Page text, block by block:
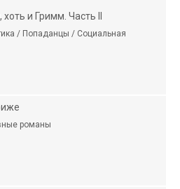
и Гримм. Часть II
/ Попаданцы / Социальная
романы